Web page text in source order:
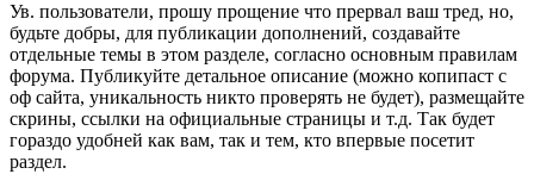
Ув. пользователи, прошу прощение что прервал ваш тред, но,
будьте добры, для публикации дополнений, создавайте
отдельные темы в этом разделе, согласно основным правилам
форума. Публикуйте детальное описание (можно копипаст с
оф сайта, уникальность никто проверять не будет), размещайте
скрины, ссылки на официальные страницы и т.д. Так будет
гораздо удобней как вам, так и тем, кто впервые посетит
раздел.